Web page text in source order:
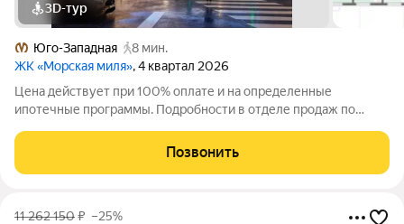
3D-тур
Юго-Западная
8 мин.
ЖК «Морская миля», 4 квартал 2026
Цена действует при 100% оплате и на определенные
ипотечные программы. Подробности в отделе продаж по
Общая площадь составляет 25.89 кв. м. Квартира с чистовой
отделкой. Жилой комплекс
Позвонить
11 262 150₽ –25%